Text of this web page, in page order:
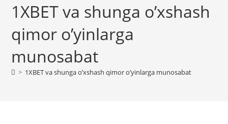
1XBET va shunga o’xshash
qimor o’yinlarga
munosabat
> 1XBET va shunga o’xshash qimor o’yinlarga munosabat